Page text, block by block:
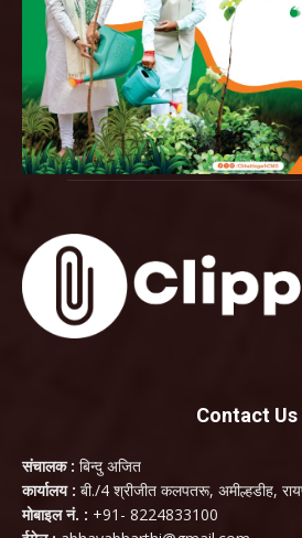
Contact Us
संचालक : बिन्दु अजित
कार्यालय : बी./4 श्रीजीत कलपतरू, अमील्हडीह,
मोबाइल नं. : +91- 8224833100